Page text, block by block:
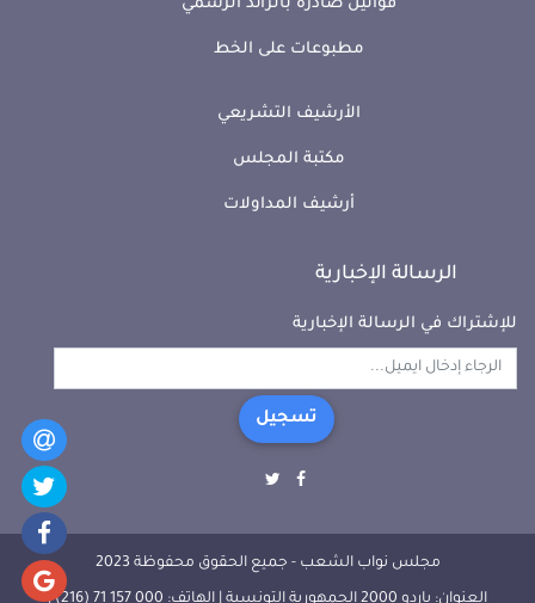
قوانين صادرة بالرائد الرسمي
مطبوعات على الخط
الأرشيف التشريعي
مكتبة المجلس
أرشيف المداولات
الرسالة الإخبارية
للإشتراك في الرسالة الإخبارية
تسجيل
مجلس نواب الشعب - جميع الحقوق محفوظة 2023
العنوان: باردو 2000 الجمهورية التونسية | الهاتف: 000 157 71 (216) |